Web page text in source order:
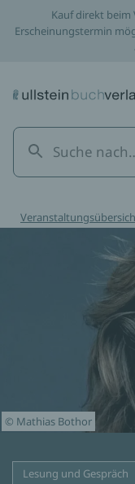
Kauf direkt beim
Erscheinungstermin
© Mathias Bothor
Lesung und Gespräch